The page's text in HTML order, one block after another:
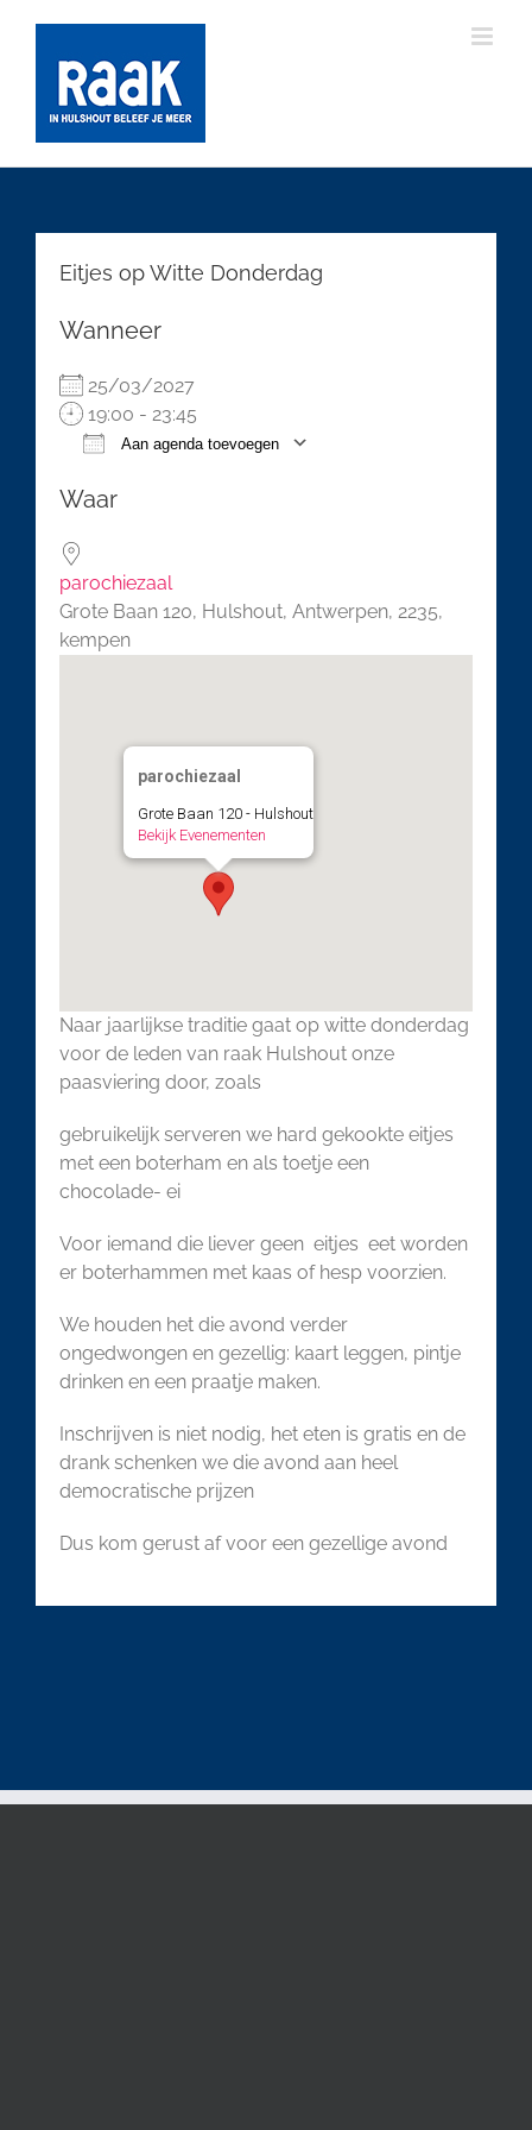
inhoud
Eitjes op Witte Donderdag
Wanneer
25/03/2027
19:00 - 23:45
Aan agenda toevoegen
Waar
parochiezaal
Grote Baan 120, Hulshout, Antwerpen, 2235,
kempen
parochiezaal
Grote Baan 120 - Hulshout
Bekijk Evenementen
Naar jaarlijkse traditie gaat op witte donderdag
voor de leden van raak Hulshout onze
paasviering door, zoals
gebruikelijk serveren we hard gekookte eitjes
met een boterham en als toetje een
chocolade- ei
Voor iemand die liever geen eitjes eet worden
er boterhammen met kaas of hesp voorzien.
We houden het die avond verder
ongedwongen en gezellig: kaart leggen, pintje
drinken en een praatje maken.
Inschrijven is niet nodig, het eten is gratis en de
drank schenken we die avond aan heel
democratische prijzen
Dus kom gerust af voor een gezellige avond